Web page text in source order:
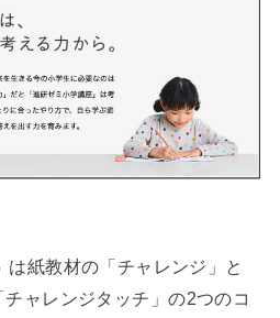
は紙教材の「チャレンジ」と
ャレンジタッチ」の2つのコ